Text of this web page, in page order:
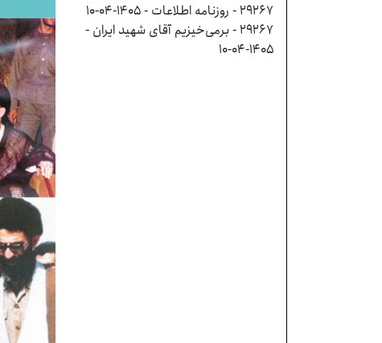
29267 - روزنامه اطلاعات - ۱۴۰۵-۰۴-۱۰
29267 - بر‌می‌خیزیم آقای شهید ایران -
۱۴۰۵-۰۴-۱۰